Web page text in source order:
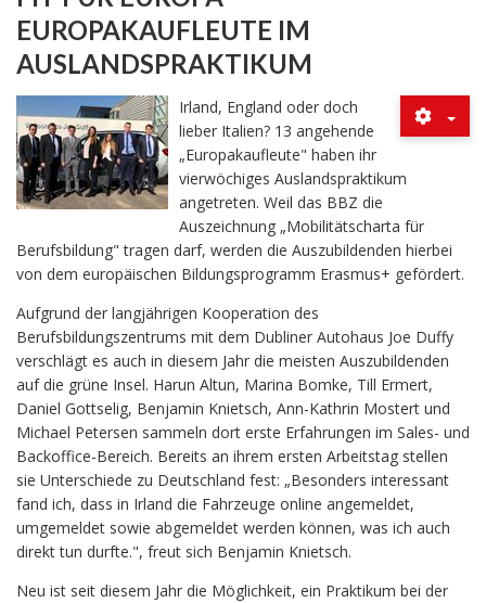
EUROPAKAUFLEUTE IM
AUSLANDSPRAKTIKUM
Irland, England oder doch
lieber Italien? 13 angehende
„Europakaufleute" haben ihr
vierwöchiges Auslandspraktikum
angetreten. Weil das BBZ die
Auszeichnung „Mobilitätscharta für
Berufsbildung" tragen darf, werden die Auszubildenden hierbei
von dem europäischen Bildungsprogramm Erasmus+ gefördert.
Aufgrund der langjährigen Kooperation des
Berufsbildungszentrums mit dem Dubliner Autohaus Joe Duffy
verschlägt es auch in diesem Jahr die meisten Auszubildenden
auf die grüne Insel. Harun Altun, Marina Bomke, Till Ermert,
Daniel Gottselig, Benjamin Knietsch, Ann-Kathrin Mostert und
Michael Petersen sammeln dort erste Erfahrungen im Sales- und
Backoffice-Bereich. Bereits an ihrem ersten Arbeitstag stellen
sie Unterschiede zu Deutschland fest: „Besonders interessant
fand ich, dass in Irland die Fahrzeuge online angemeldet,
umgemeldet sowie abgemeldet werden können, was ich auch
direkt tun durfte.", freut sich Benjamin Knietsch.
Neu ist seit diesem Jahr die Möglichkeit, ein Praktikum bei der